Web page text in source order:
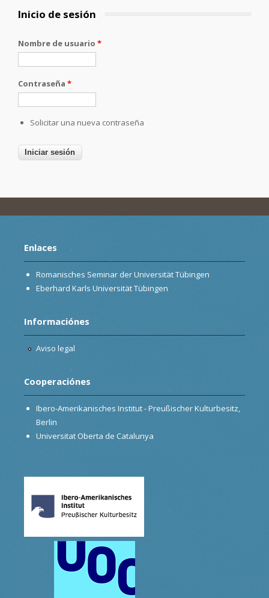
Inicio de sesión
Nombre de usuario *
Contraseña *
Solicitar una nueva contraseña
Enlaces
Romanisches Seminar der Universität Tübingen
Eberhard Karls Universität Tübingen
Informaciónes
Aviso legal
Cooperaciónes
Ibero-Amerikanisches Institut - Preußischer Kulturbesitz,
Berlin
Universitat Oberta de Catalunya